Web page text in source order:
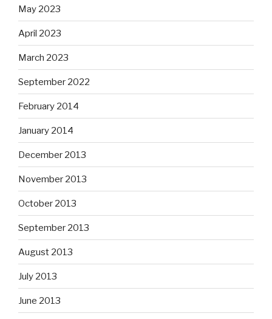
May 2023
April 2023
March 2023
September 2022
February 2014
January 2014
December 2013
November 2013
October 2013
September 2013
August 2013
July 2013
June 2013